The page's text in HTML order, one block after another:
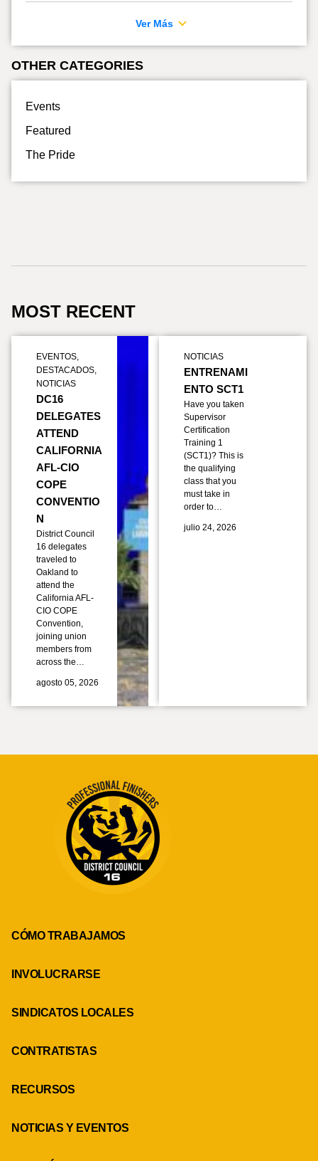
Ver Más
OTHER CATEGORIES
Events
Featured
The Pride
MOST RECENT
EVENTOS,
DESTACADOS,
NOTICIAS
DC16
DELEGATES
ATTEND
CALIFORNIA
AFL-CIO
COPE
CONVENTIO
N
District Council
16 delegates
traveled to
Oakland to
attend the
California AFL-
CIO COPE
Convention,
joining union
members from
across the…
agosto 05, 2026
NOTICIAS
ENTRENAMI
ENTO SCT1
Have you taken
Supervisor
Certification
Training 1
(SCT1)? This is
the qualifying
class that you
must take in
order to…
julio 24, 2026
CÓMO TRABAJAMOS
INVOLUCRARSE
SINDICATOS LOCALES
CONTRATISTAS
RECURSOS
NOTICIAS Y EVENTOS